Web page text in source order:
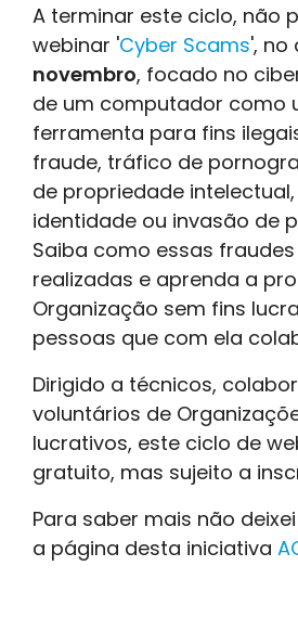
A terminar este ciclo, não
webinar 'Cyber Scams', no
novembro, focado no
de um computador como
ferramenta para fins
fraude, tráfico de
de propriedade
identidade ou invasão de
Saiba como essas
realizadas e aprenda a
Organização sem fins
pessoas que com ela
Dirigido a técnicos,
voluntários de
lucrativos, este ciclo de
gratuito, mas sujeito a
Para saber mais não
a página desta iniciativa